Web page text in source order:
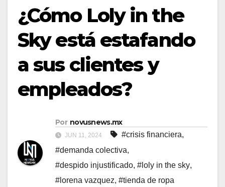
¿Cómo Loly in the
Sky está estafando
a sus clientes y
empleados?
Por novusnews.mx
JUN 11, 2024 #crisis financiera,
#demanda colectiva,
#despido injustificado, #loly in the sky,
#lorena vazquez, #tienda de ropa